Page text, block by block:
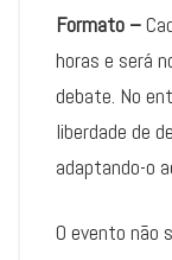
Formato –
horas e será
debate. No
liberdade de
adaptando-o
O evento não